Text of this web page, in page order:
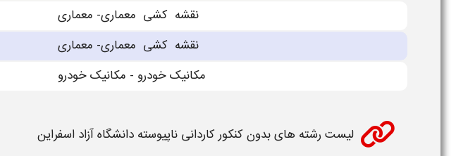
نقشه کشی معمارى- معمارى
نقشه کشی معمارى- معمارى
مکانیک خودرو - مکانیک خودرو
لیست رشته های بدون کنکور کاردانی ناپیوسته دانشگاه آزاد اسفراین